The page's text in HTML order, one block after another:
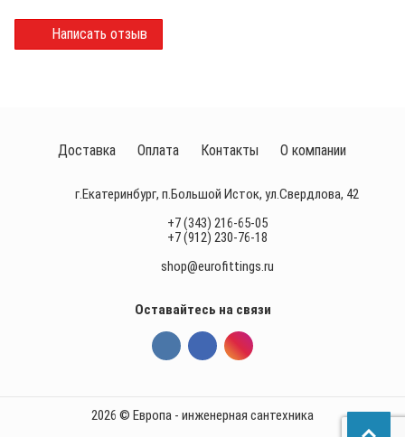
Написать отзыв
г.Екатеринбург, п.Большой Исток, ул.Свердлова, 42
+7 (343) 216-65-05
+7 (912) 230-76-18
shop@eurofittings.ru
Доставка Оплата Контакты О компании
Оставайтесь на связи
2026 © Европа - инженерная сантехника